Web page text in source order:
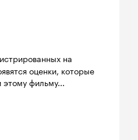
на
оценки, которые
этому фильму...